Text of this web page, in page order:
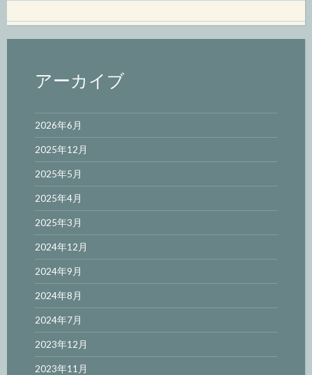
アーカイブ
2026年6月
2025年12月
2025年5月
2025年4月
2025年3月
2024年12月
2024年9月
2024年8月
2024年7月
2023年12月
2023年11月